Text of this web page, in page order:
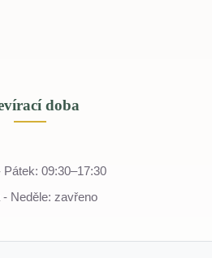
doba
Pátek: 09:30–17:30
- Neděle: zavřeno